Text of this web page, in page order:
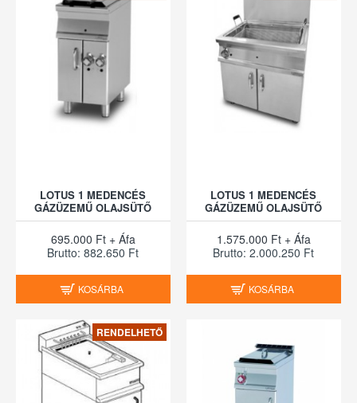
LOTUS 1 MEDENCÉS
GÁZÜZEMŰ OLAJSÜTŐ
695.000 Ft + Áfa
Brutto: 882.650 Ft
KOSÁRBA
LOTUS 1 MEDENCÉS
GÁZÜZEMŰ OLAJSÜTŐ
1.575.000 Ft + Áfa
Brutto: 2.000.250 Ft
KOSÁRBA
RENDELHETŐ